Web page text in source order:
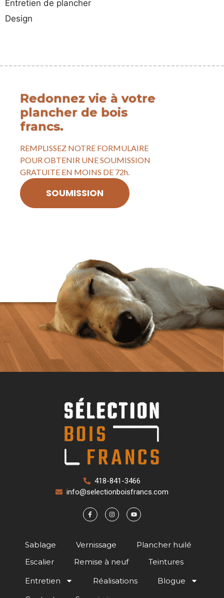
Entretien de plancher
Design
Redonnez vie à votre
plancher de bois
francs.
REMPLISSEZ NOTRE FORMULAIRE
POUR OBTENIR UNE SOUMISSION
GRATUITE EN MOINS DE 72h.
SOUMISSION
418-841-3466
info@selectionboisfrancs.com
Sablage Vernissage
Plancher huilé
Escalier
Remise à neuf
Teintures
Entretien
Réalisations
Blogue